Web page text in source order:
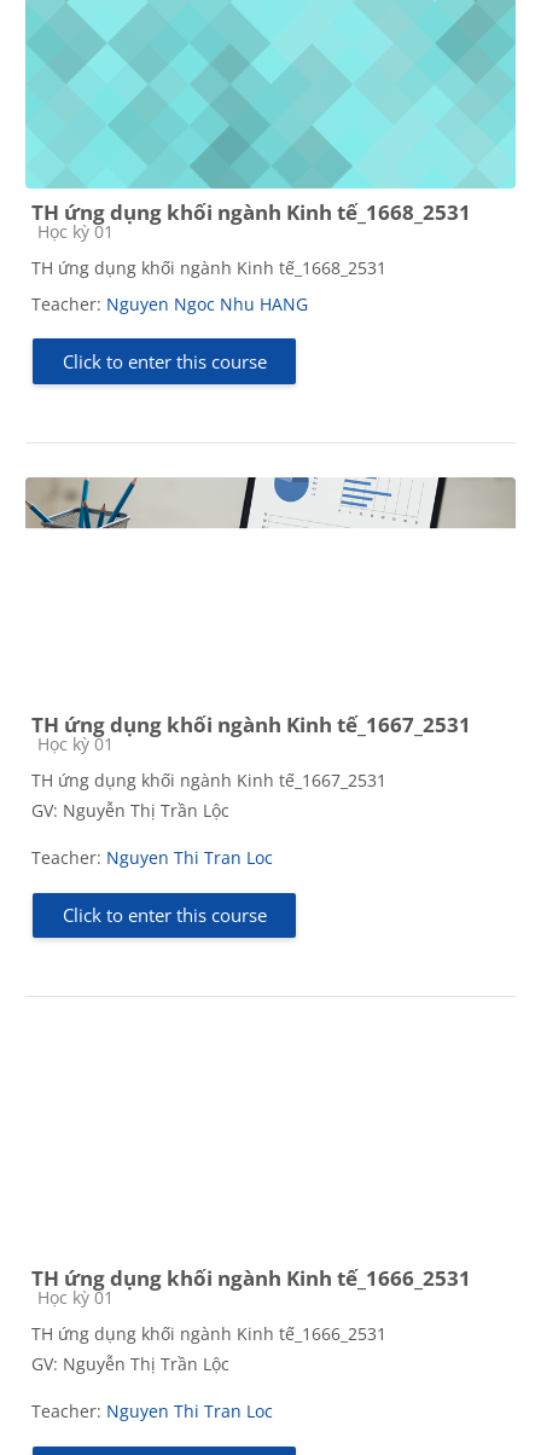
TH ứng dụng khối ngành Kinh tế_1668_2531
Course category
Học kỳ 01
TH ứng dụng khối ngành Kinh tế_1668_2531
Teacher: Nguyen Ngoc Nhu HANG
Click to enter this course
TH ứng dụng khối ngành Kinh tế_1667_2531
Course category
Học kỳ 01
TH ứng dụng khối ngành Kinh tế_1667_2531
GV: Nguyễn Thị Trần Lộc
Teacher: Nguyen Thi Tran Loc
Click to enter this course
TH ứng dụng khối ngành Kinh tế_1666_2531
Course category
Học kỳ 01
TH ứng dụng khối ngành Kinh tế_1666_2531
GV: Nguyễn Thị Trần Lộc
Teacher: Nguyen Thi Tran Loc